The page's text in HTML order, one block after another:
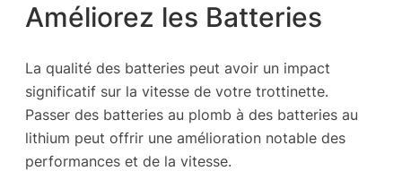
Améliorez les Batteries
La qualité des batteries peut avoir un impact
significatif sur la vitesse de votre trottinette.
Passer des batteries au plomb à des batteries au
lithium peut offrir une amélioration notable des
performances et de la vitesse.